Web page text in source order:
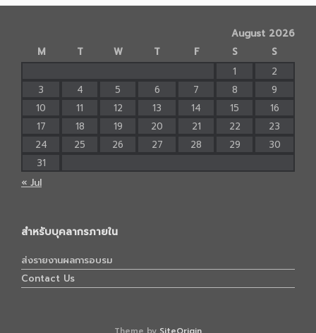
August 2026
M
T W T F S
S
1
2
3
4 5 6 7 8
9
10
11 12 13 14 15
16
17
18 19 20 21 22
23
24
25 26 27 28 29
30
31
« Jul
สำหรับบุคลากรภายใน
ส่งรายงานผลการอบรม
Contact Us